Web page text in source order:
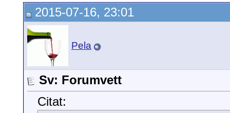
2015-07-16, 23:01
Pela
Sv: Forumvett
Citat: